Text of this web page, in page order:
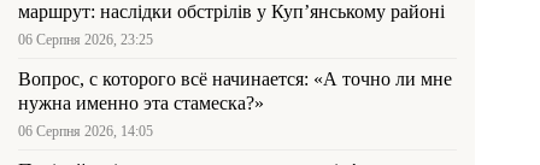
маршрут: наслідки обстрілів у Куп’янському районі
06 Серпня 2026, 23:25
Вопрос, с которого всё начинается: «А точно ли мне
нужна именно эта стамеска?»
06 Серпня 2026, 14:05